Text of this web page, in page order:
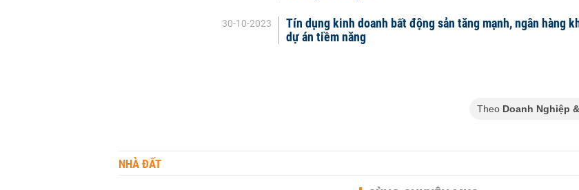
30-10-2023
Tín dụng kinh doanh bất động sản tăng mạnh, ngân hàng
dự án tiềm năng
Theo Doanh Nghiệp
NHÀ ĐẤT